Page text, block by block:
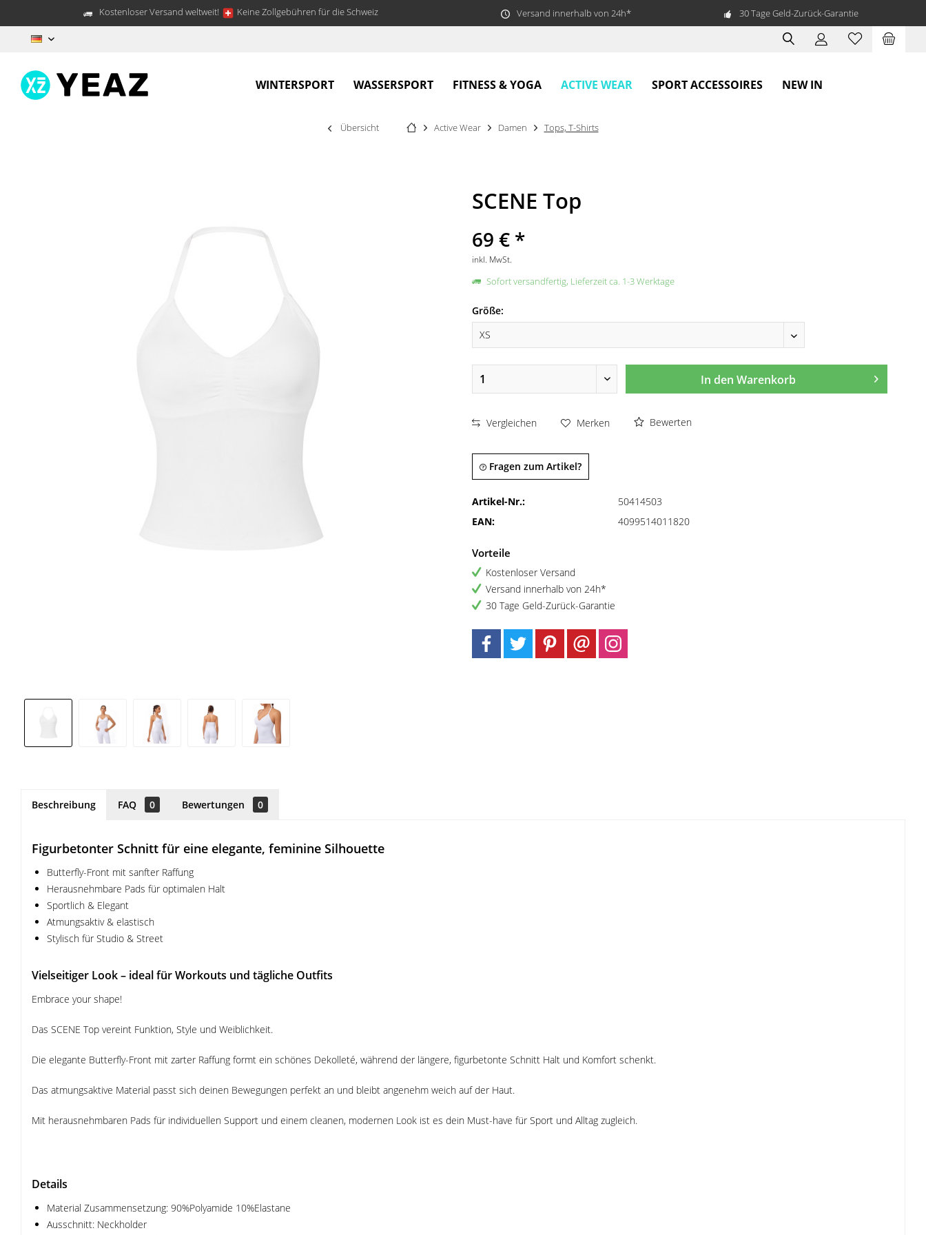
Kostenloser Versand weltweit! Keine Zollgebühren für die Schweiz Versand innerhalb von 24h* 30 Tage Geld-Zurück-Garantie
WINTERSPORT WASSERSPORT FITNESS & YOGA ACTIVE WEAR SPORT ACCESSOIRES NEW IN
Übersicht Active Wear Damen Tops, T-Shirts
SCENE Top
69 € *
inkl. MwSt.
Sofort versandfertig, Lieferzeit ca. 1-3 Werktage
Größe:
In den Warenkorb
Vergleichen Merken Bewerten
Fragen zum Artikel?
Artikel-Nr.:
50414503
EAN:
4099514011820
Vorteile
Kostenloser Versand
Versand innerhalb von 24h*
30 Tage Geld-Zurück-Garantie
Beschreibung FAQ 0 Bewertungen 0
Figurbetonter Schnitt für eine elegante, feminine Silhouette
Butterfly-Front mit sanfter Raffung
Herausnehmbare Pads für optimalen Halt
Sportlich & Elegant
Atmungsaktiv & elastisch
Stylisch für Studio & Street
Vielseitiger Look – ideal für Workouts und tägliche Outfits
Embrace your shape!
Das SCENE Top vereint Funktion, Style und Weiblichkeit.
Die elegante Butterfly-Front mit zarter Raffung formt ein schönes Dekolleté, während der längere, figurbetonte Schnitt Halt und Komfort schenkt.
Das atmungsaktive Material passt sich deinen Bewegungen perfekt an und bleibt angenehm weich auf der Haut.
Mit herausnehmbaren Pads für individuellen Support und einem cleanen, modernen Look ist es dein Must-have für Sport und Alltag zugleich.
Details
Material Zusammensetzung: 90%Polyamide 10%Elastane
Ausschnitt: Neckholder